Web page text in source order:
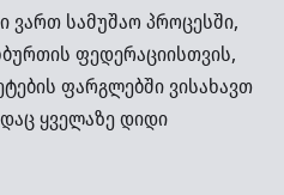
ვართ სამუშაო პროცესში,
ფედერაციისთვის,
ფარგლებში ვისახავთ
ყველაზე დიდი